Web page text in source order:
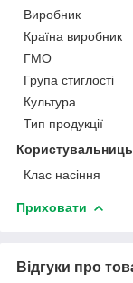
Виробник
Країна виробник
ГМО
Група стиглості
Культура
Тип продукції
Клас насіння
Приховати
Відгуки про